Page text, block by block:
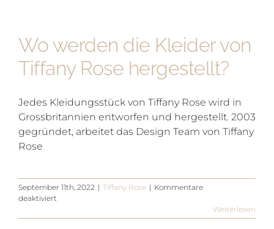
Brautkleider
Tiffany
Wo werden die Kleider von
Tiffany Rose hergestellt?
Jedes Kleidungsstück von Tiffany Rose wird in
Grossbritannien entworfen und hergestellt. 2003
gegründet, arbeitet das Design Team von Tiffany
Rose
September 11th, 2022 | Tiffany Rose | Kommentare
deaktiviert
werden
Weiterlesen